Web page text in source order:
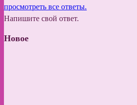
просмотреть все ответы.
Напишите свой ответ.
Новое